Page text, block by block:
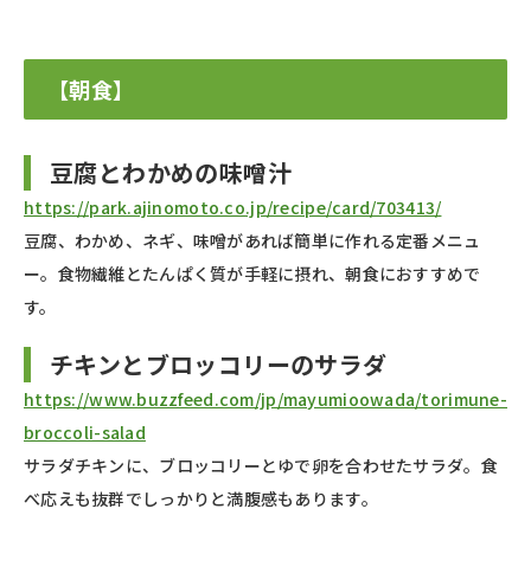
【朝食】
豆腐とわかめの味噌汁
https://park.ajinomoto.co.jp/recipe/card/703413/
豆腐、わかめ、ネギ、味噌があれば簡単に作れる定番メニュ
ー。食物繊維とたんぱく質が手軽に摂れ、朝食におすすめで
す。
チキンとブロッコリーのサラダ
https://www.buzzfeed.com/jp/mayumioowada/torimune-
broccoli-salad
サラダチキンに、ブロッコリーとゆで卵を合わせたサラダ。食
べ応えも抜群でしっかりと満腹感もあります。